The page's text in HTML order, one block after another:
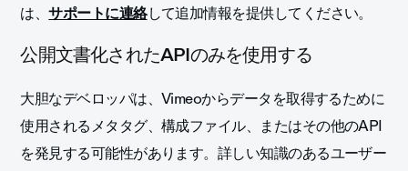
は、サポートに連絡して追加情報を提供してください。
公開文書化されたAPIのみを使用する
大胆なデベロッパは、Vimeoからデータを取得するために
使用されるメタタグ、構成ファイル、またはその他のAPI
を発見する可能性があります。詳しい知識のあるユーザー